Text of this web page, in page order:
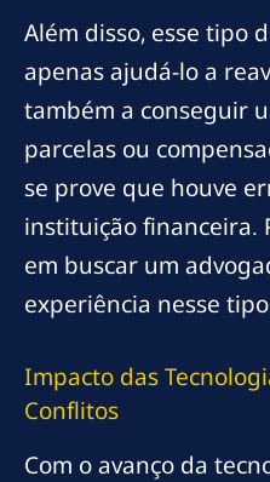
Além disso, esse tipo
apenas ajudá-lo a
também a conseguir
parcelas ou
se prove que houve
instituição financeira.
em buscar um
experiência nesse
Impacto das
Conflitos
Com o avanço da